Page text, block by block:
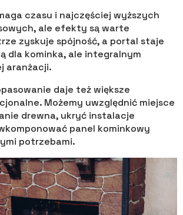
czasu i najczęściej wyższych
ale efekty są warte
zyskuje spójność, a portal staje
dla kominka, ale integralnym
aranżacji.
daje też większe
Możemy uwzględnić miejsce
drewna, ukryć instalacje
panel kominkowy
potrzebami.